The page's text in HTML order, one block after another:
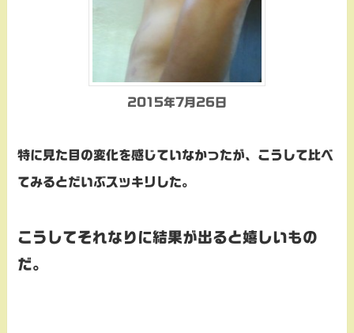
2015年7月26日
特に見た目の変化を感じていなかったが、こうして比べ
てみるとだいぶスッキリした。
こうしてそれなりに結果が出ると嬉しいもの
だ。